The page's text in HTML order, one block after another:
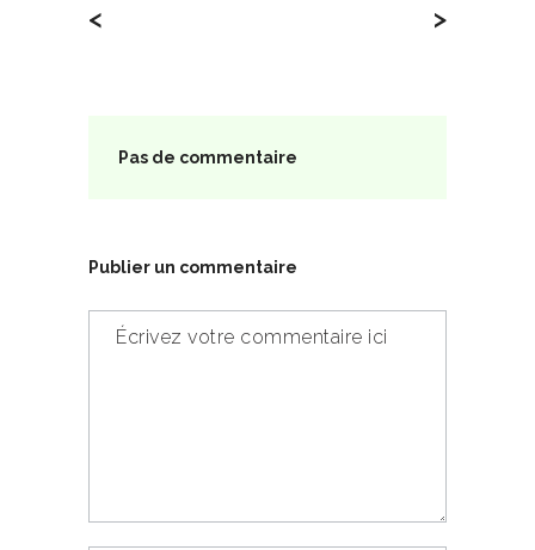
< >
Pas de commentaire
Publier un commentaire